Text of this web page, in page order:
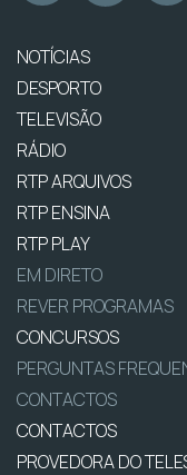
NOTÍCIAS
DESPORTO
TELEVISÃO
RÁDIO
RTP ARQUIVOS
RTP ENSINA
RTP PLAY
EM DIRETO
REVER PROGRAMAS
CONCURSOS
PERGUNTAS
CONTACTOS
CONTACTOS
PROVEDORA DO